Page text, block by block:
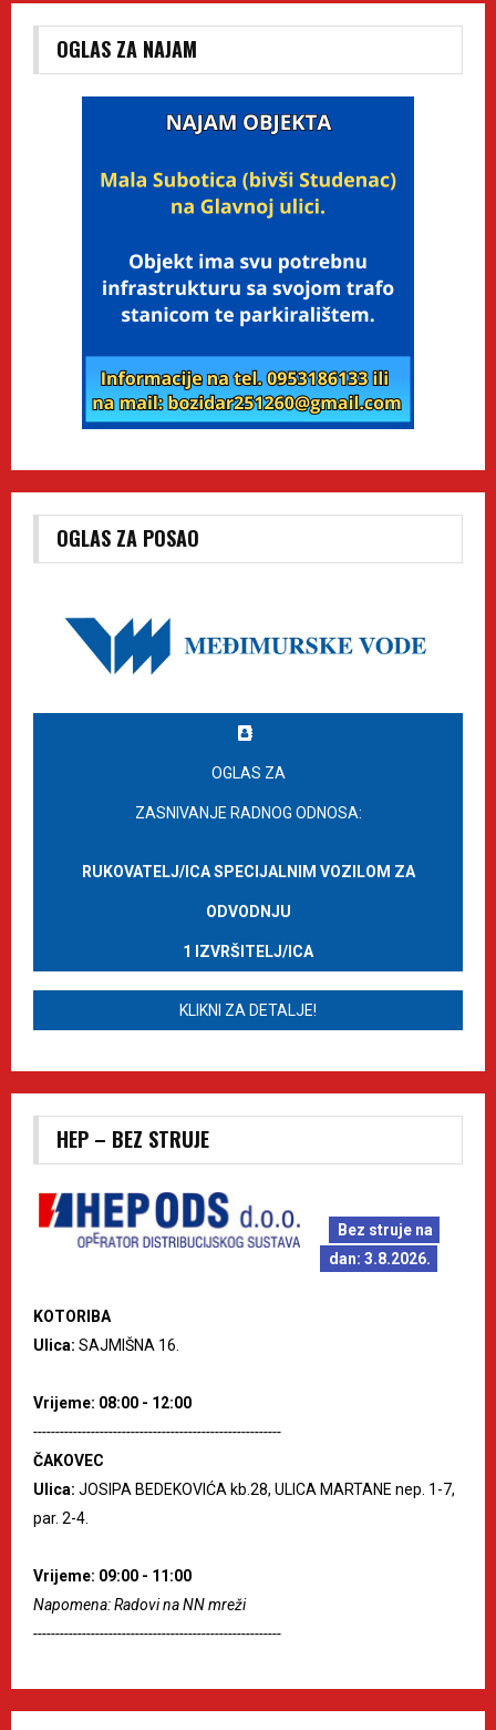
OGLAS ZA NAJAM
OGLAS ZA POSAO
OGLAS ZA
ZASNIVANJE RADNOG ODNOSA:
RUKOVATELJ/ICA SPECIJALNIM VOZILOM ZA
ODVODNJU
1 IZVRŠITELJ/ICA
KLIKNI ZA DETALJE!
HEP – BEZ STRUJE
Bez struje na
dan: 3.8.2026.
KOTORIBA
Ulica: SAJMIŠNA 16.
Vrijeme: 08:00 - 12:00
--------------------------------------------------------
ČAKOVEC
Ulica: JOSIPA BEDEKOVIĆA kb.28, ULICA MARTANE nep. 1-7,
par. 2-4.
Vrijeme: 09:00 - 11:00
Napomena: Radovi na NN mreži
--------------------------------------------------------